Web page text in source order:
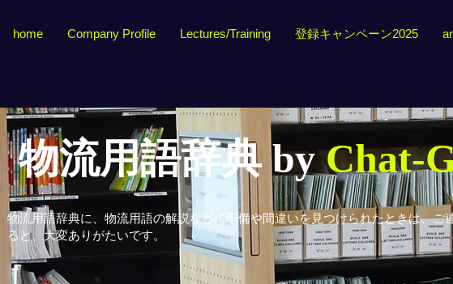
home Company Profile Lectures/Training 登録キャンペーン2025
物流用語辞典 byChat-
物流用語辞典に、物流用語の解説などに不備や間違いを見つけられたときは、ご
ると、大変ありがたいです。